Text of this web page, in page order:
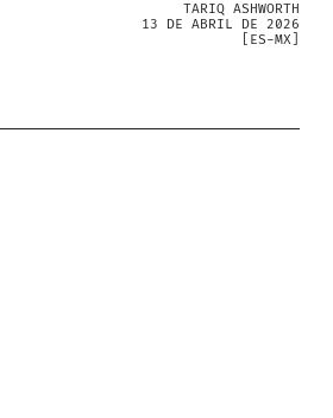
TARIQ ASHWORTH
13 DE ABRIL DE 2026
ES-MX